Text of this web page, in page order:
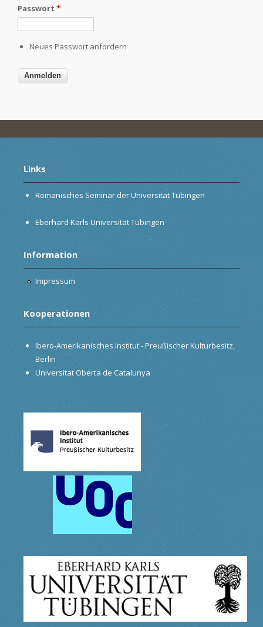
Passwort *
Neues Passwort anfordern
Links
Romanisches Seminar der Universität Tübingen
Eberhard Karls Universität Tübingen
Information
Impressum
Kooperationen
Ibero-Amerikanisches Institut - Preußischer Kulturbesitz,
Berlin
Universitat Oberta de Catalunya